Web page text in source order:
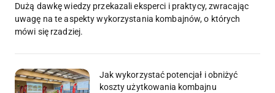
Dużą dawkę wiedzy przekazali eksperci i praktycy, zwracając
uwagę na te aspekty wykorzystania kombajnów, o których
mówi się rzadziej.
Jak wykorzystać potencjał i obniżyć
koszty użytkowania kombajnu